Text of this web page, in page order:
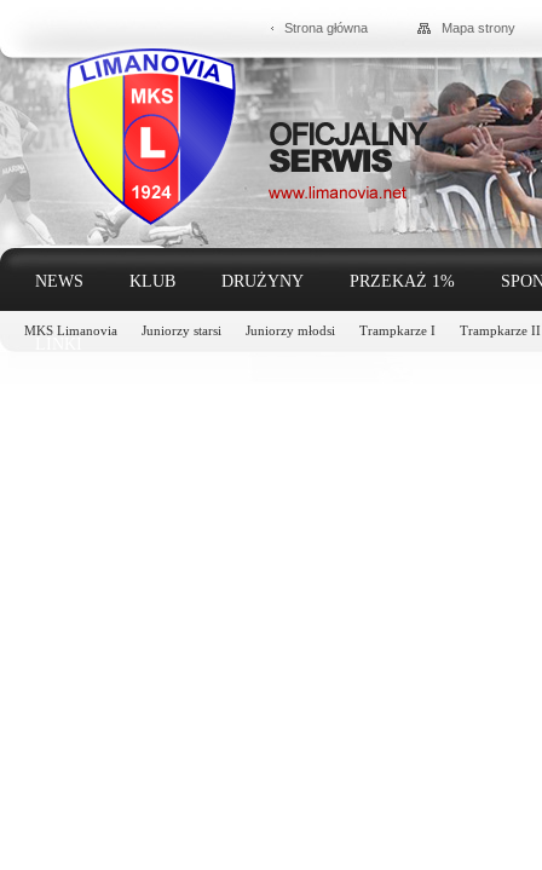
Strona główna Mapa strony
NEWS KLUB DRUŻYNY PRZEKAŻ 1%
MKS Limanovia Juniorzy starsi Juniorzy młodsi Trampkarze I Trampkarze II